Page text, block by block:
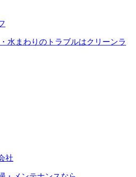
水まわりのトラブルはクリーンラ
社